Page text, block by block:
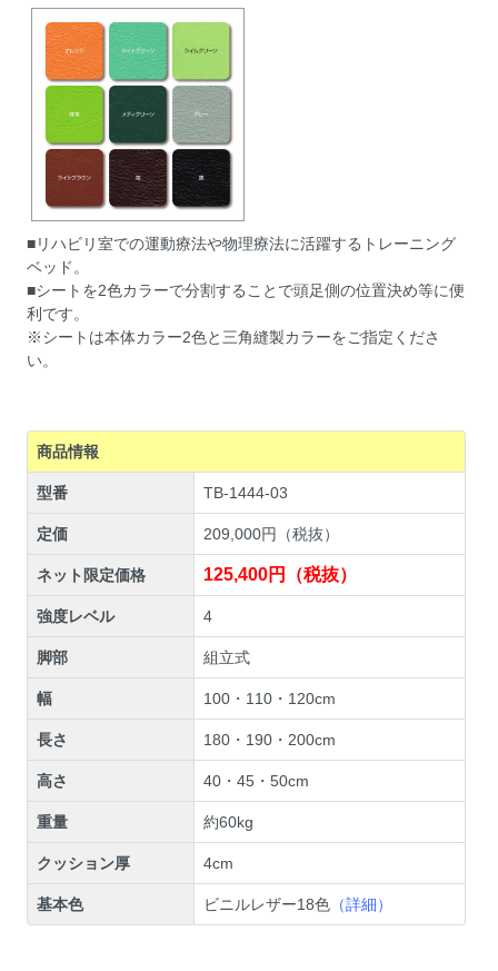
■リハビリ室での運動療法や物理療法に活躍するトレーニング
ベッド。
■シートを2色カラーで分割することで頭足側の位置決め等に便
利です。
※シートは本体カラー2色と三角縫製カラーをご指定くださ
い。
商品情報
型番 TB-1444-03
定価 209,000円（税抜）
ネット限定価格 125,400円（税抜）
強度レベル 4
脚部 組立式
幅 100・110・120cm
長さ 180・190・200cm
高さ 40・45・50cm
重量 約60kg
クッション厚 4cm
基本色 ビニルレザー18色 （詳細）